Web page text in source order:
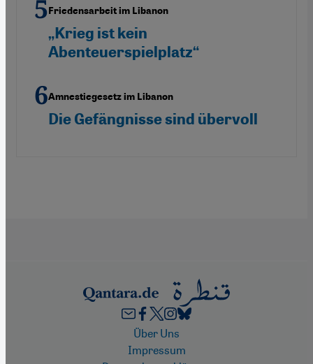
Friedensarbeit im Libanon
„Krieg ist kein
Abenteuerspielplatz“
Amnestiegesetz im Libanon
Die Gefängnisse sind übervoll
FooterÜber Uns
Impressum